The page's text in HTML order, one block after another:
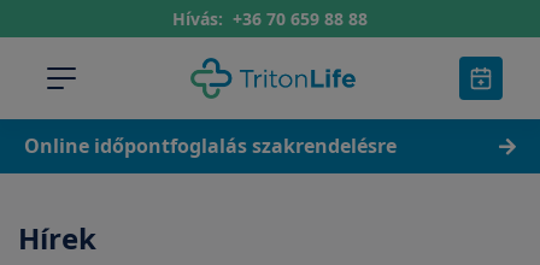
Hívás: +36 70 659 88 88
Online időpontfoglalás szakrendelésre
Hírek